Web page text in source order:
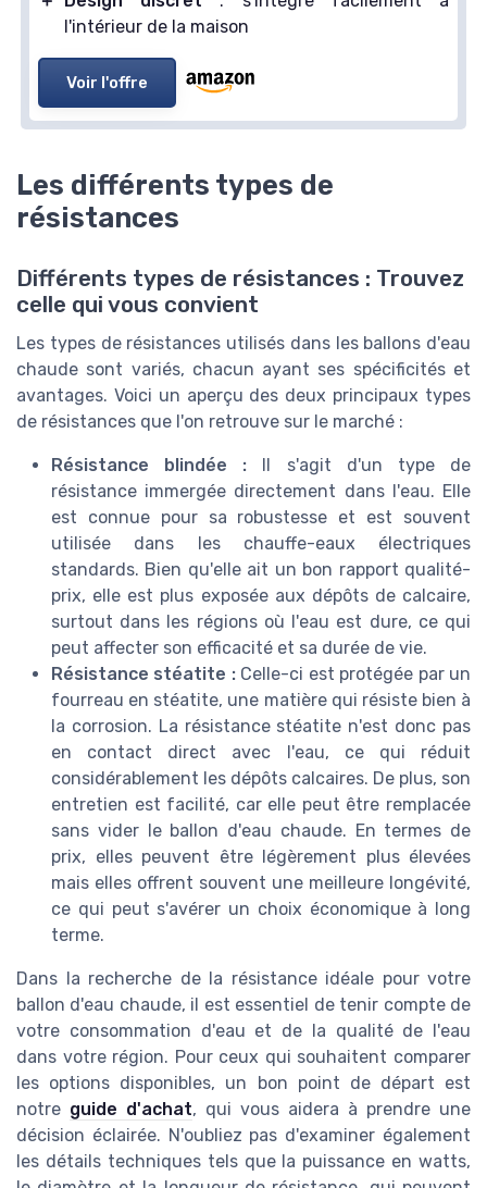
l'intérieur de la maison
Voir l'offre
Les différents types de
résistances
Différents types de résistances : Trouvez
celle qui vous convient
Les types de résistances utilisés dans les ballons d'eau
chaude sont variés, chacun ayant ses spécificités et
avantages. Voici un aperçu des deux principaux types
de résistances que l'on retrouve sur le marché :
Résistance blindée : Il s'agit d'un type de
résistance immergée directement dans l'eau. Elle
est connue pour sa robustesse et est souvent
utilisée dans les chauffe-eaux électriques
standards. Bien qu'elle ait un bon rapport qualité-
prix, elle est plus exposée aux dépôts de calcaire,
surtout dans les régions où l'eau est dure, ce qui
peut affecter son efficacité et sa durée de vie.
Résistance stéatite :Celle-ci est protégée par un
fourreau en stéatite, une matière qui résiste bien à
la corrosion. La résistance stéatite n'est donc pas
en contact direct avec l'eau, ce qui réduit
considérablement les dépôts calcaires. De plus, son
entretien est facilité, car elle peut être remplacée
sans vider le ballon d'eau chaude. En termes de
prix, elles peuvent être légèrement plus élevées
mais elles offrent souvent une meilleure longévité,
ce qui peut s'avérer un choix économique à long
terme.
Dans la recherche de la résistance idéale pour votre
ballon d'eau chaude, il est essentiel de tenir compte de
votre consommation d'eau et de la qualité de l'eau
dans votre région. Pour ceux qui souhaitent comparer
les options disponibles, un bon point de départ est
notre guide d'achat, qui vous aidera à prendre une
décision éclairée. N'oubliez pas d'examiner également
les détails techniques tels que la puissance en watts,